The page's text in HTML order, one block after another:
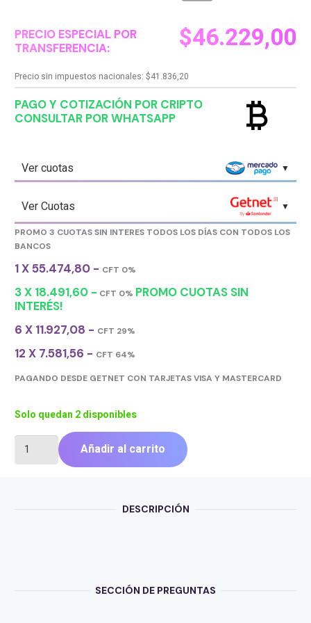
PRECIO ESPECIAL POR
TRANSFERENCIA:
$46.229,00
Precio sin impuestos nacionales: $41.836,20
PAGO Y COTIZACIÓN POR CRIPTO
CONSULTAR POR WHATSAPP
currency_bitcoin
Ver cuotas
Ver Cuotas
PROMO 3 CUOTAS SIN INTERES TODOS LOS DÍAS CON TODOS LOS
BANCOS
1 X 55.474,80 - CFT 0%
3 X 18.491,60 - CFT 0% PROMO CUOTAS SIN
INTERÉS!
6 X 11.927,08 - CFT 29%
12 X 7.581,56 - CFT 64%
PAGANDO DESDE GETNET CON TARJETAS VISA Y MASTERCARD
Solo quedan 2 disponibles
INTELAID
TV
Añadir al carrito
DESCRIPCIÓN
SECCIÓN DE PREGUNTAS